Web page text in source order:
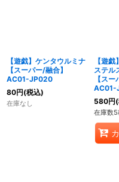
【遊戯】ケンタウルミナ
【スーパー/融合】
AC01-JP020
80円(税込)
在庫なし
【遊
ステル
【ス
AC01-
580円
在庫数5